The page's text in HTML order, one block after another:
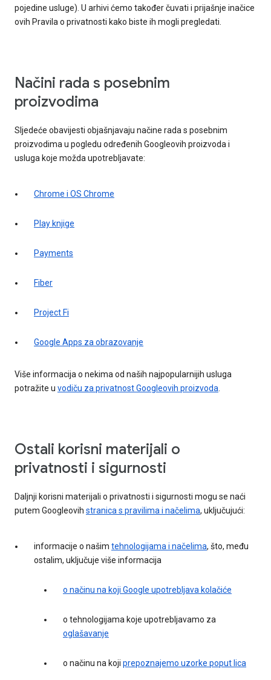
pojedine usluge). U arhivi ćemo također čuvati i prijašnje inačice
ovih Pravila o privatnosti kako biste ih mogli pregledati.
Načini rada s posebnim
proizvodima
Sljedeće obavijesti objašnjavaju načine rada s posebnim
proizvodima u pogledu određenih Googleovih proizvoda i
usluga koje možda upotrebljavate:
Chrome i OS Chrome
Play knjige
Payments
Fiber
Project Fi
Google Apps za obrazovanje
Više informacija o nekima od naših najpopularnijih usluga
potražite u vodiču za privatnost Googleovih proizvoda.
Ostali korisni materijali o
privatnosti i sigurnosti
Daljnji korisni materijali o privatnosti i sigurnosti mogu se naći
putem Googleovih stranica s pravilima i načelima, uključujući:
informacije o našim tehnologijama i načelima, što, među
ostalim, uključuje više informacija
o načinu na koji Google upotrebljava kolačiće
o tehnologijama koje upotrebljavamo za
oglašavanje
o načinu na koji prepoznajemo uzorke poput lica